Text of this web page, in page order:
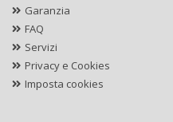
Garanzia
FAQ
Servizi
Privacy e Cookies
Imposta cookies